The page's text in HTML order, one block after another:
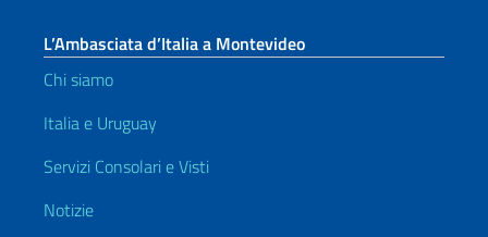
L’Ambasciata d’Italia a Montevideo
Chi siamo
Italia e Uruguay
Servizi Consolari e Visti
Notizie